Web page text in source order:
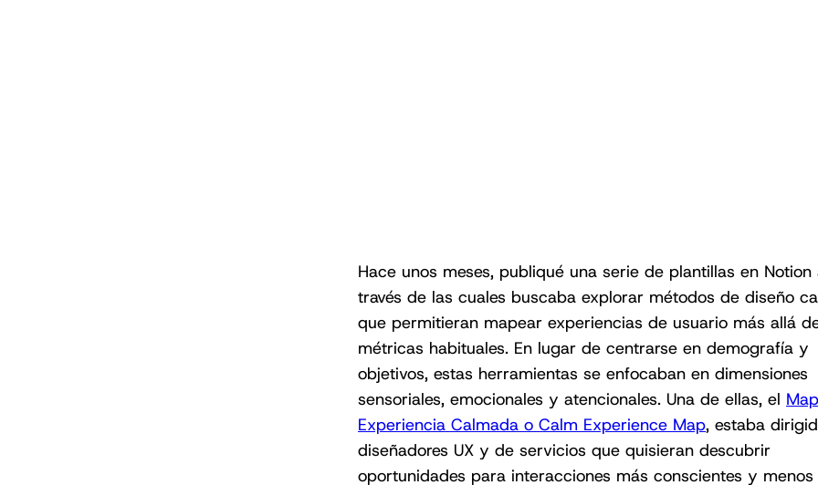
Hace unos meses, publiqué una serie de plantillas en Notion
través de las cuales buscaba explorar métodos de diseño
que permitieran mapear experiencias de usuario más allá
métricas habituales. En lugar de centrarse en demografía y
objetivos, estas herramientas se enfocaban en dimensiones
sensoriales, emocionales y atencionales. Una de ellas, el
Experiencia Calmada o Calm Experience Map, estaba
diseñadores UX y de servicios que quisieran descubrir
oportunidades para interacciones más conscientes y menos